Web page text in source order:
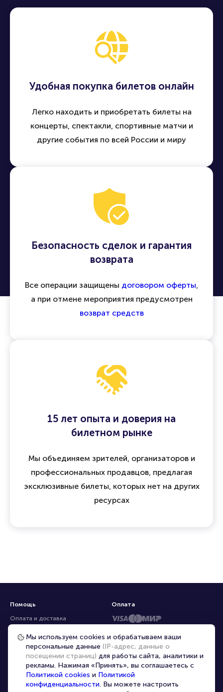
Удобная покупка билетов онлайн
Легко находить и приобретать билеты на
концерты, спектакли, спортивные матчи и
другие события по всей России и миру
Безопасность сделок и гарантия
возврата
Все операции защищены договором оферты,
а при отмене мероприятия предусмотрен
возврат средств
15 лет опыта и доверия на
билетном рынке
Мы объединяем зрителей, организаторов и
профессиональных продавцов, предлагая
эксклюзивные билеты, которых нет на других
ресурсах
Помощь
Оплата и доставка
Частые вопросы
Перепродажа билетов
Организаторам
Корпоративным клиентам
VIP-билеты
Оплата
Мы используем cookies и обрабатываем ваши
персональные данные (IP-адрес, данные о
посещении страниц) для работы сайта, аналитики и
рекламы. Нажимая «Принять», вы соглашаетесь с
Политикой cookies и Политикой
конфиденциальности. Вы можете настроить